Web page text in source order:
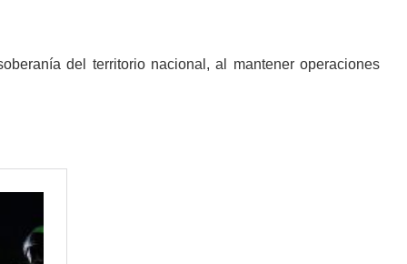
del territorio nacional, al mantener operaciones